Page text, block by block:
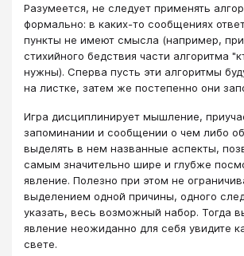
Разумеется, не следует применять
формально: в каких-то сообщениях
пункты не имеют смысла (например,
стихийного бедствия части алгоритма
нужны). Сперва пусть эти алгоритмы
на листке, затем же постепенно они
Игра дисциплинирует мышление,
запоминании и сообщении о чем либо
выделять в нем названные аспекты,
самым значительно шире и глубже
явление. Полезно при этом не
выделением одной причины, одного
указать, весь возможный набор. Тогда
явление неожиданно для себя увидите
свете.